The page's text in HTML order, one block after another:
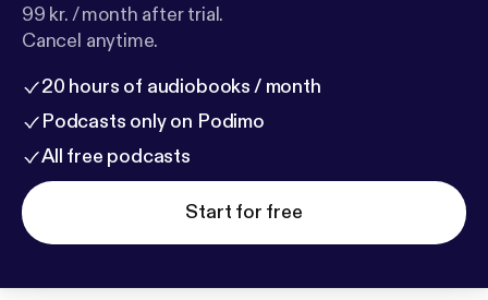
99 kr. / month after trial.
Cancel anytime.
20 hours of audiobooks / month
Podcasts only on Podimo
All free podcasts
Start for free